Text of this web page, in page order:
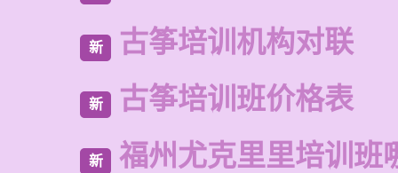
新 古筝培训机构对联
新 古筝培训班价格表
新 福州尤克里里培训班